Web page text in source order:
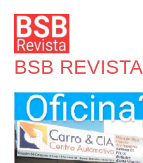
para
conteúdo
BSB REVISTA